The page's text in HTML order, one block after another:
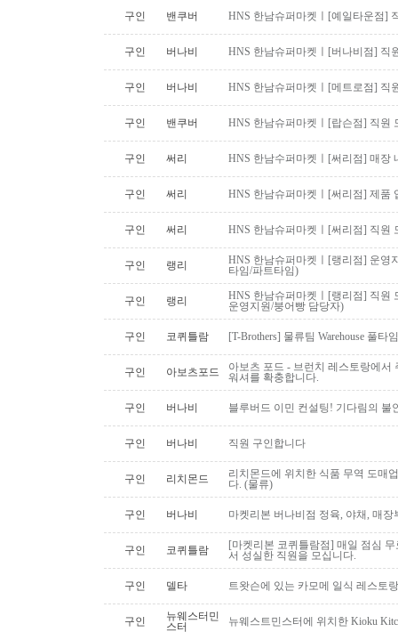
구인 밴쿠버 HNS 한남슈퍼마켓ㅣ[예일타운점]
구인 버나비 HNS 한남슈퍼마켓ㅣ[버나비점] 직
구인 버나비 HNS 한남슈퍼마켓ㅣ[메트로점] 직
구인 밴쿠버 HNS 한남슈퍼마켓ㅣ[랍슨점] 직원
구인 써리 HNS 한남수퍼마켓ㅣ[써리점] 매장
구인 써리 HNS 한남슈퍼마켓ㅣ[써리점] 제품
구인 써리 HNS 한남슈퍼마켓ㅣ[써리점] 직원
구인 랭리
HNS 한남슈퍼마켓ㅣ[랭리점] 운영
타임/파트타임)
구인 랭리
HNS 한남슈퍼마켓ㅣ[랭리점] 직원
운영지원/붕어빵 담당자)
구인 코퀴틀람 [T-Brothers] 물류팀 Warehouse 풀타
구인 아보츠포드
아보츠 포드 - 브런치 레스토랑에서
워셔를 확충합니다.
구인 버나비 블루버드 이민 컨설팅! 기다림의 불
구인 버나비 직원 구인합니다
구인 리치몬드
리치몬드에 위치한 식품 무역 도매
다. (물류)
구인 버나비 마켓리본 버나비점 정육, 야채, 매
구인 코퀴틀람
[마켓리본 코퀴틀람점] 매일 점심
서 성실한 직원을 모십니다.
구인 델타 트왓슨에 있는 카모메 일식 레스토
구인
뉴웨스터민
스터
뉴웨스트민스터에 위치한 Kioku